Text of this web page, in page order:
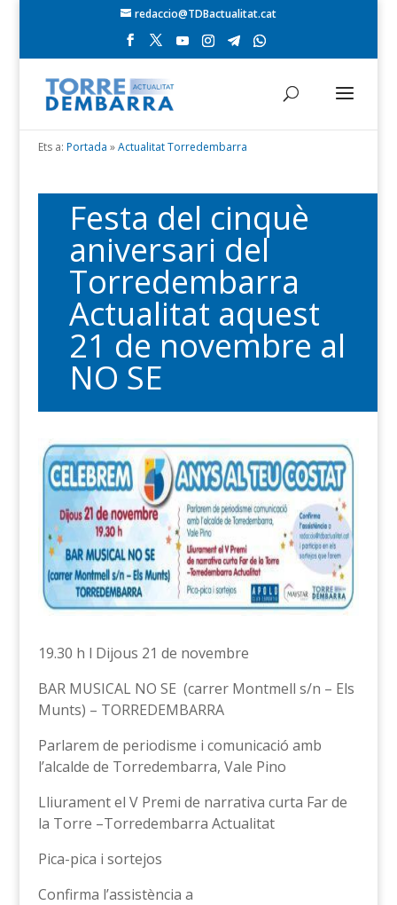
redaccio@TDBactualitat.cat
Ets a: Portada »Actualitat Torredembarra
Festa del cinquè
aniversari del
Torredembarra
Actualitat aquest
21 de novembre al
NO SE
19.30 h l Dijous 21 de novembre
BAR MUSICAL NO SE (carrer Montmell s/n – Els
Munts) – TORREDEMBARRA
Parlarem de periodisme i comunicació amb
l’alcalde de Torredembarra, Vale Pino
Lliurament el V Premi de narrativa curta Far de
la Torre –Torredembarra Actualitat
Pica-pica i sortejos
Confirma l’assistència a